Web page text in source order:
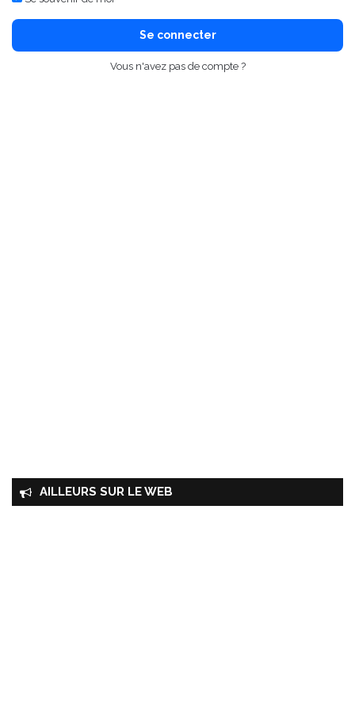
Se connecter
Vous n'avez pas de compte ?
AILLEURS SUR LE WEB